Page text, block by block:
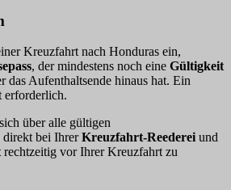
Kreuzfahrt nach Honduras ein,
, der mindestens noch eine Gültigkeit
das Aufenthaltsende hinaus hat. Ein
erforderlich.
über alle gültigen
direkt bei IhrerKreuzfahrt-Reederei und
rechtzeitig vor Ihrer Kreuzfahrt zu